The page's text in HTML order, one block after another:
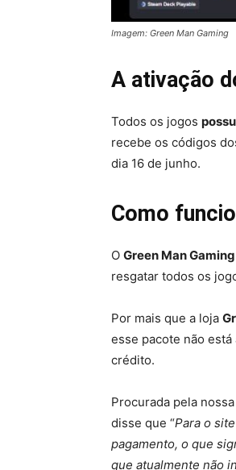
Imagem: Green Man Gaming
A ativação
Todos os jogos
recebe os códigos
dia 16 de junho.
Como
O Green Man
resgatar todos os
Por mais que a loja
esse pacote não
crédito.
Procurada pela
disse que “Para o
pagamento, o que
que atualmente não